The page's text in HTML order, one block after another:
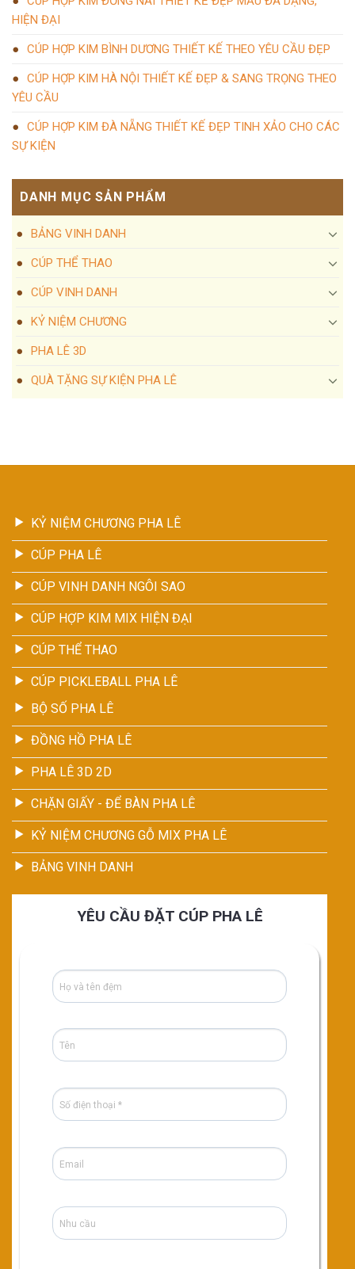
HIỆN ĐẠI
CÚP HỢP KIM BÌNH DƯƠNG THIẾT KẾ THEO YÊU CẦU ĐẸP
CÚP HỢP KIM HÀ NỘI THIẾT KẾ ĐẸP & SANG TRỌNG THEO
YÊU CẦU
CÚP HỢP KIM ĐÀ NẴNG THIẾT KẾ ĐẸP TINH XẢO CHO CÁC
SỰ KIỆN
DANH MỤC SẢN PHẨM
BẢNG VINH DANH
CÚP THỂ THAO
CÚP VINH DANH
KỶ NIỆM CHƯƠNG
PHA LÊ 3D
QUÀ TẶNG SỰ KIỆN PHA LÊ
KỶ NIỆM CHƯƠNG PHA LÊ
CÚP PHA LÊ
CÚP VINH DANH NGÔI SAO
CÚP HỢP KIM MIX HIỆN ĐẠI
CÚP THỂ THAO
CÚP PICKLEBALL PHA LÊ
BỘ SỐ PHA LÊ
ĐỒNG HỒ PHA LÊ
PHA LÊ 3D 2D
CHẶN GIẤY - ĐỂ BÀN PHA LÊ
KỶ NIỆM CHƯƠNG GỖ MIX PHA LÊ
BẢNG VINH DANH
YÊU CẦU ĐẶT CÚP PHA LÊ